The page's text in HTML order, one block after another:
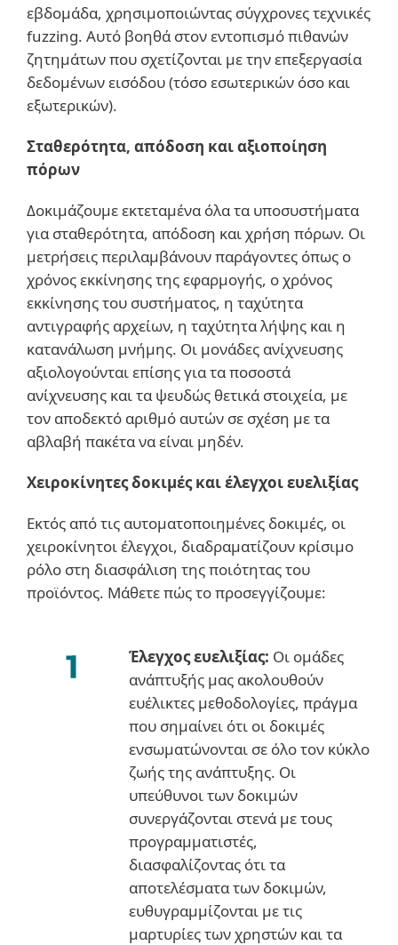
εβδομάδα, χρησιμοποιώντας σύγχρονες τεχνικές
fuzzing. Αυτό βοηθά στον εντοπισμό πιθανών
ζητημάτων που σχετίζονται με την επεξεργασία
δεδομένων εισόδου (τόσο εσωτερικών όσο και
εξωτερικών).
Σταθερότητα, απόδοση και αξιοποίηση
πόρων
Δοκιμάζουμε εκτεταμένα όλα τα υποσυστήματα
για σταθερότητα, απόδοση και χρήση πόρων. Οι
μετρήσεις περιλαμβάνουν παράγοντες όπως ο
χρόνος εκκίνησης της εφαρμογής, ο χρόνος
εκκίνησης του συστήματος, η ταχύτητα
αντιγραφής αρχείων, η ταχύτητα λήψης και η
κατανάλωση μνήμης. Οι μονάδες ανίχνευσης
αξιολογούνται επίσης για τα ποσοστά
ανίχνευσης και τα ψευδώς θετικά στοιχεία, με
τον αποδεκτό αριθμό αυτών σε σχέση με τα
αβλαβή πακέτα να είναι μηδέν.
Χειροκίνητες δοκιμές και έλεγχοι ευελιξίας
Εκτός από τις αυτοματοποιημένες δοκιμές, οι
χειροκίνητοι έλεγχοι, διαδραματίζουν κρίσιμο
ρόλο στη διασφάλιση της ποιότητας του
προϊόντος. Μάθετε πώς το προσεγγίζουμε:
Έλεγχος ευελιξίας: Οι ομάδες
ανάπτυξής μας ακολουθούν
ευέλικτες μεθοδολογίες, πράγμα
που σημαίνει ότι οι δοκιμές
ενσωματώνονται σε όλο τον κύκλο
ζωής της ανάπτυξης. Οι
υπεύθυνοι των δοκιμών
συνεργάζονται στενά με τους
προγραμματιστές,
διασφαλίζοντας ότι τα
αποτελέσματα των δοκιμών,
ευθυγραμμίζονται με τις
μαρτυρίες των χρηστών και τα